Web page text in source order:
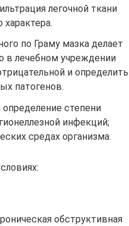
легочной ткани
характера.
по Граму мазка делает
в лечебном учреждении
и определить
патогенов.
степени
инфекций;
средах организма.
обструктивная